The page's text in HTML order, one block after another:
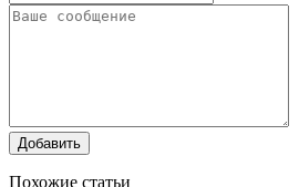
Добавить
Похожие статьи